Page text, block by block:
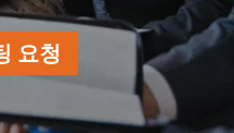
요청